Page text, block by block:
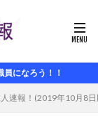
になろう！！
人速報！(2019年10月8